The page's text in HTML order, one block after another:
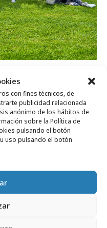
con fines técnicos, de
publicidad relacionada
anónimo de los hábitos de
sobre la Política de
pulsando el botón
uso pulsando el botón
gana la cuenta de